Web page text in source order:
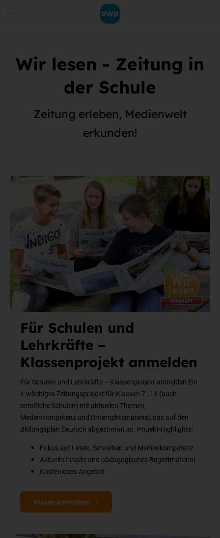
Wir lesen - Zeitung in
der Schule
Zeitung erleben, Medienwelt
erkunden!
Für Schulen und
Lehrkräfte –
Klassenprojekt anmelden
Für Schulen und Lehrkräfte – Klassenprojekt anmelden Ein
4-wöchiges Zeitungsprojekt für Klassen 7–13 (auch
berufliche Schulen) mit aktuellen Themen,
Medienkompetenz und Unterrichtsmaterial, das auf den
Bildungsplan Deutsch abgestimmt ist. Projekt-Highlights:
Fokus auf Lesen, Schreiben und Medienkompetenz
Aktuelle Inhalte und pädagogisches Begleitmaterial
Kostenloses Angebot
Klasse anmelden!